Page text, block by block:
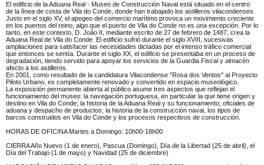
El edificio de la Aduana Real - Museo de Construcción Naval está situado en el centro
de la línea de costa de Vila do Conde, donde han trabajado los astilleros vilacondenses.
Justo en el siglo XV, el apogeo del comercio marítimo provoca un movimiento creciente
en los puertos del reino, algo que el puerto de Vila do Conde no es una excepción. Por lo
tanto, en este contexto, D. João II, mediante escrito de 27 de febrero de 1487, crea la
Aduana Real de Vila do Conde. El edificio sufrió durante el siglo XVIII, sucesivas
ampliaciones para satisfacer las necesidades dictadas por el intenso tráfico comercial
que entonces se sentía. Durante el siglo XX, el edificio se presentaba en un proceso de
degradación, tiendo servido para apoyar los servicios de la Guardia Fiscal y almacén
afecto a los astilleros.
En 2001, como resultado de la candidatura Vilacondense "Rosa dos Ventos" al Proyecto
Piloto Urbano, es completamente renovado y convertido en espacio museológico.
La exposición permanente abierta al público asume tres aspectos que reflejan el
funcionamiento del museo: la navegación portuguesa, en particular la que tiene origen y
destino en Vila do Conde; la historia de la Aduana Real y su funcionamiento, oficiales de
aduana y despacho de productos; la historia de la construcción naval, los tipos de
barcos construidos en Vila do Conde y los procesos respectivos de construcción.
HORAS DE OFICINA Martes a Domingo: 10h00-18h00
CIERRA Año Nuevo (1 de enero), Pascua (Domingo), Día de la Libertad (25 de abril), el
Día del Trabajo (1 de mayo) y Navidad (25 de diciembre)